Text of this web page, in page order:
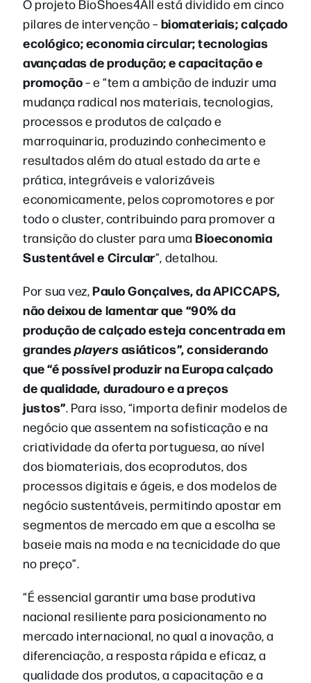
O projeto BioShoes4All está dividido em cinco
pilares de intervenção – biomateriais; calçado
ecológico; economia circular; tecnologias
avançadas de produção; e capacitação e
promoção– e “tem a ambição de induzir uma
mudança radical nos materiais, tecnologias,
processos e produtos de calçado e
marroquinaria, produzindo conhecimento e
resultados além do atual estado da arte e
prática, integráveis e valorizáveis
economicamente, pelos copromotores e por
todo o cluster, contribuindo para promover a
transição do cluster para umaBioeconomia
Sustentável e Circular”, detalhou.
Por sua vez,Paulo Gonçalves, da APICCAPS,
não deixou de lamentar que “90% da
produção de calçado esteja concentrada em
grandesplayersasiáticos”, considerando
que “é possível produzir na Europa calçado
de qualidade, duradouro e a preços
justos”. Para isso, “importa definir modelos de
negócio que assentem na sofisticação e na
criatividade da oferta portuguesa, ao nível
dos biomateriais, dos ecoprodutos, dos
processos digitais e ágeis, e dos modelos de
negócio sustentáveis, permitindo apostar em
segmentos de mercado em que a escolha se
baseie mais na moda e na tecnicidade do que
no preço”.
“É essencial garantir uma base produtiva
nacional resiliente para posicionamento no
mercado internacional, no qual a inovação, a
diferenciação, a resposta rápida e eficaz, a
qualidade dos produtos, a capacitação e a